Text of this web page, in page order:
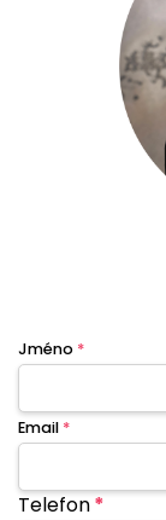
Jméno *
Email *
Telefon*